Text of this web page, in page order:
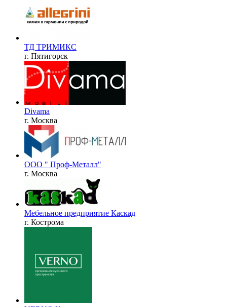
ТД ТРИМИКС
г. Пятигорск
Divama
г. Москва
ООО " Проф-Металл"
г. Москва
Мебельное предприятие Каскад
г. Кострома